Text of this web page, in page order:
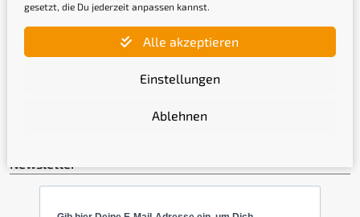
Newsletter
gesetzt, die Du jederzeit anpassen kannst.
Alle akzeptieren
Einstellungen
Ablehnen